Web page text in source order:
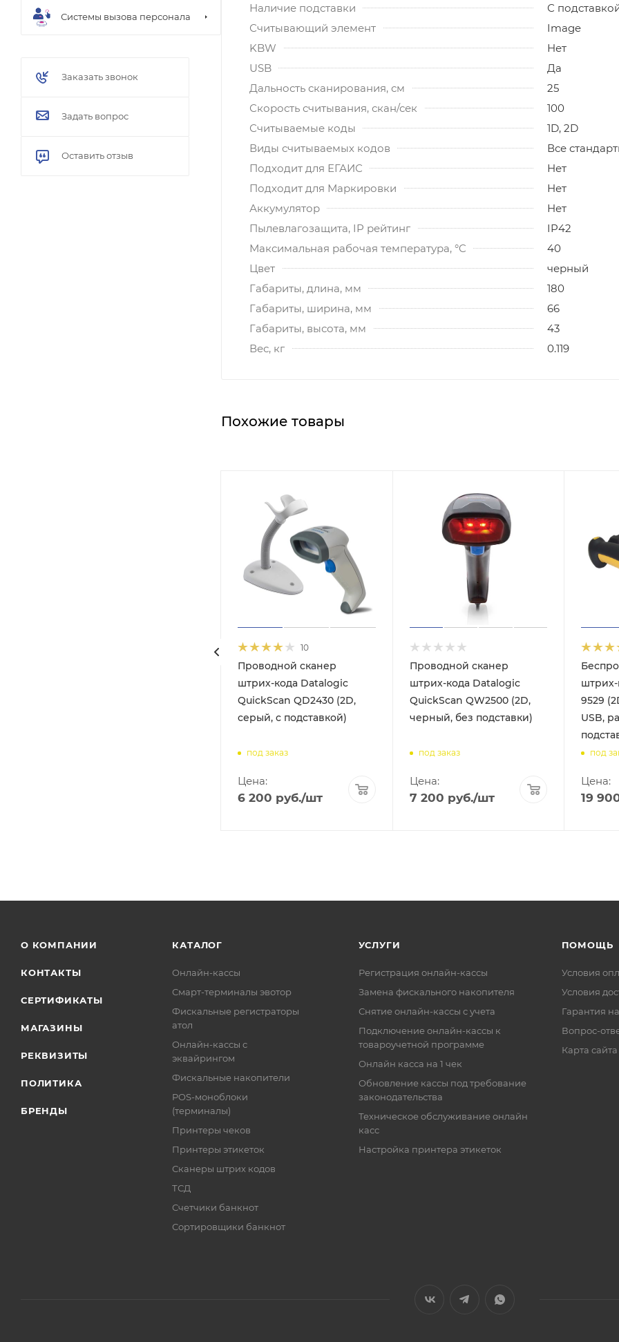
Наличие подставки
С
Считывающий элемент
Image
KBW
Нет
USB
Да
Дальность сканирования, см
25
Скорость считывания, скан/сек
100
Считываемые коды
1D, 2D
Виды считываемых кодов
Все
Подходит для ЕГАИС
Нет
Подходит для Маркировки
Нет
Аккумулятор
Нет
Пылевлагозащита, IP рейтинг
IP42
Максимальная рабочая температура, °C
40
Цвет
черный
Габариты, длина, мм
180
Габариты, ширина, мм
66
Габариты, высота, мм
43
Вес, кг
0.119
Похожие товары
10
Проводной сканер
штрих-кода Datalogic
QuickScan QD2430 (2D,
серый, с подставкой)
под заказ
Цена:
6 200 руб./шт
Проводной сканер
штрих-кода Datalogic
QuickScan QW2500 (2D,
черный, без подставки)
под заказ
Цена:
7 200 руб./шт
штрих-
9529
USB,
под
Цена:
19
Системы вызова персонала
Заказать звонок
Задать вопрос
Оставить отзыв
О КОМПАНИИ
КОНТАКТЫ
СЕРТИФИКАТЫ
МАГАЗИНЫ
РЕКВИЗИТЫ
ПОЛИТИКА
БРЕНДЫ
КАТАЛОГ
Онлайн-кассы
Смарт-терминалы эвотор
Фискальные регистраторы
атол
Онлайн-кассы с
эквайрингом
Фискальные накопители
POS-моноблоки
(терминалы)
Принтеры чеков
Принтеры этикеток
Сканеры штрих кодов
ТСД
Счетчики банкнот
Сортировщики банкнот
УСЛУГИ
Регистрация онлайн-кассы
Замена фискального накопителя
Снятие онлайн-кассы с учета
Подключение онлайн-кассы к
товароучетной программе
Онлайн касса на 1 чек
Обновление кассы под требование
законодательства
Техническое обслуживание онлайн
касс
Настройка принтера этикеток
ПОМОЩЬ
Условия
Условия
Гарантия
Вопрос-
Карта сайта